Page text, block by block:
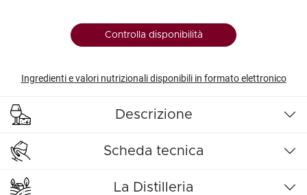
Controlla disponibilità
Ingredienti e valori nutrizionali disponibili in formato elettronico
Descrizione
Scheda tecnica
La Distilleria